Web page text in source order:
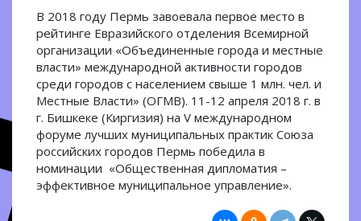
В 2018 году Пермь завоевала первое место в
рейтинге Евразийского отделения Всемирной
организации «Объединенные города и местные
власти» международной активности городов
среди городов с населением свыше 1 млн. чел. и
Местные Власти» (ОГМВ). 11-12 апреля 2018 г. в
г. Бишкеке (Киргизия) на V международном
форуме лучших муниципальных практик Союза
российских городов Пермь победила в
номинации «Общественная дипломатия –
эффективное муниципальное управление».